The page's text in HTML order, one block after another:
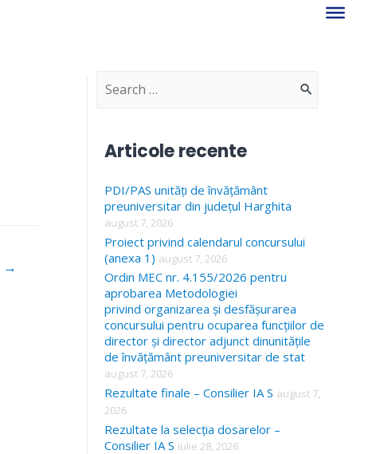
→
S
c
h
f
o
r
:
Articole recente
PDI/PAS unități de învățământ
preuniversitar din județul Harghita
august 7, 2026
Proiect privind calendarul concursului
(anexa 1) august 7, 2026
Ordin MEC nr. 4.155/2026 pentru
aprobarea Metodologiei
privind organizarea și desfășurarea
concursului pentru ocuparea funcțiilor de
director și director adjunct dinunitățile
de învățământ preuniversitar de stat
august 7, 2026
Rezultate finale – Consilier IA S august 7,
2026
Rezultate la selecția dosarelor –
Consilier IA S iulie 28, 2026